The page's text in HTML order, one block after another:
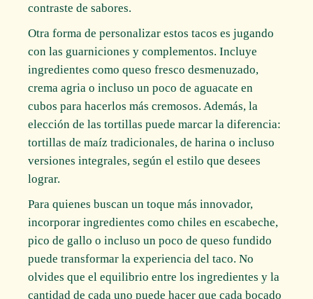
contraste de sabores.
Otra forma de personalizar estos tacos es jugando
con las guarniciones y complementos. Incluye
ingredientes como queso fresco desmenuzado,
crema agria o incluso un poco de aguacate en
cubos para hacerlos más cremosos. Además, la
elección de las tortillas puede marcar la diferencia:
tortillas de maíz tradicionales, de harina o incluso
versiones integrales, según el estilo que desees
lograr.
Para quienes buscan un toque más innovador,
incorporar ingredientes como chiles en escabeche,
pico de gallo o incluso un poco de queso fundido
puede transformar la experiencia del taco. No
olvides que el equilibrio entre los ingredientes y la
cantidad de cada uno puede hacer que cada bocado